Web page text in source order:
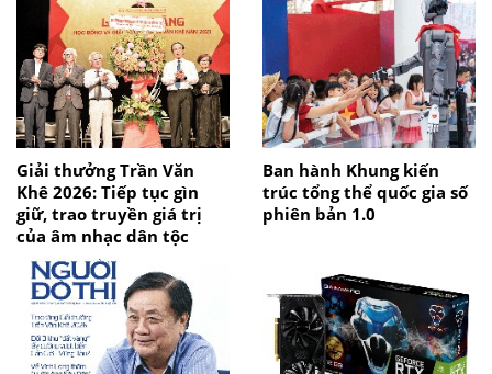
Giải thưởng Trần Văn
Khê 2026: Tiếp tục gìn
giữ, trao truyền giá trị
của âm nhạc dân tộc
Ban hành Khung kiến
trúc tổng thể quốc gia số
phiên bản 1.0